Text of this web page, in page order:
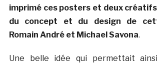
imprimé ces posters et deux
du concept et du design de
Romain André et Michael Savona.
Une belle idée qui permettait